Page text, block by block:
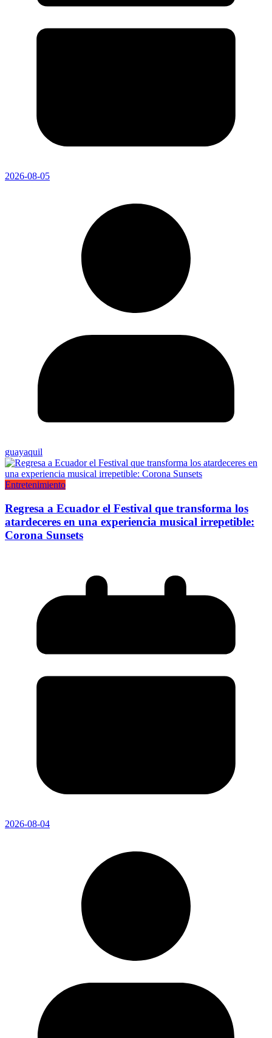
2026-08-05
guayaquil
Entretenimiento
Regresa a Ecuador el Festival que transforma los
atardeceres en una experiencia musical irrepetible:
Corona Sunsets
2026-08-04